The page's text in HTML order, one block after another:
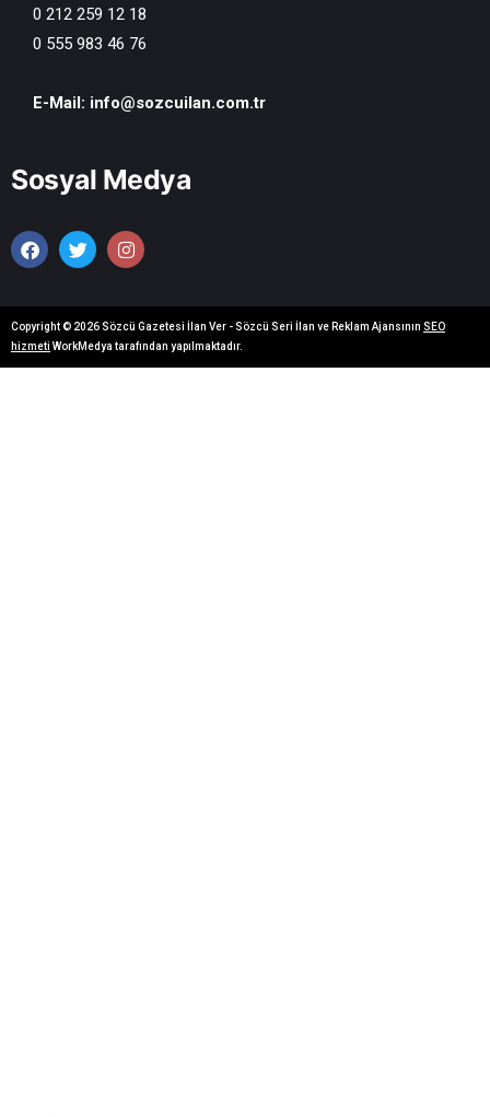
0 212 259 12 18
0 555 983 46 76
E-Mail: info@sozcuilan.com.tr
Sosyal Medya
Copyright © 2026 Sözcü Gazetesi İlan Ver - Sözcü Seri İlan ve Reklam Ajansının SEO
hizmeti WorkMedya tarafından yapılmaktadır.